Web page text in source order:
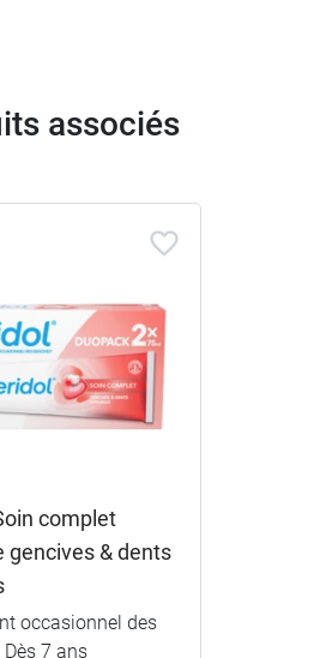
associés
complet
gencives & dents
occasionnel des
7 ans